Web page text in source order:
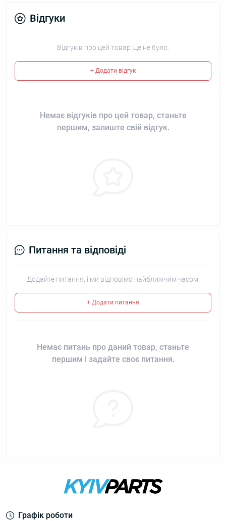
Відгуки
Відгуків про цей товар ще не було.
+ Додати відгук
Немає відгуків про цей товар, станьте
першим, залиште свій відгук.
Питання та відповіді
Додайте питання, і ми відповімо найближчим часом.
+ Додати питання
Немає питань про даний товар, станьте
першим і задайте своє питання.
Графік роботи